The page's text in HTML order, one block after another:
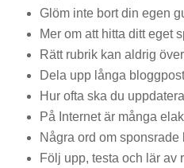
Glöm inte bort din egen
Mer om att hitta ditt eget
Rätt rubrik kan aldrig
Dela upp långa
Hur ofta ska du
På Internet är många
Några ord om sponsrade
Följ upp, testa och lär av